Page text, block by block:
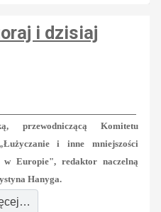
i dzisiaj
przewodniczącą Komitetu
i inne mniejszości
Europie", redaktor naczelną
Hanyga.